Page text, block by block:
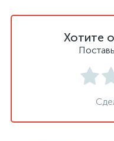
Хотите